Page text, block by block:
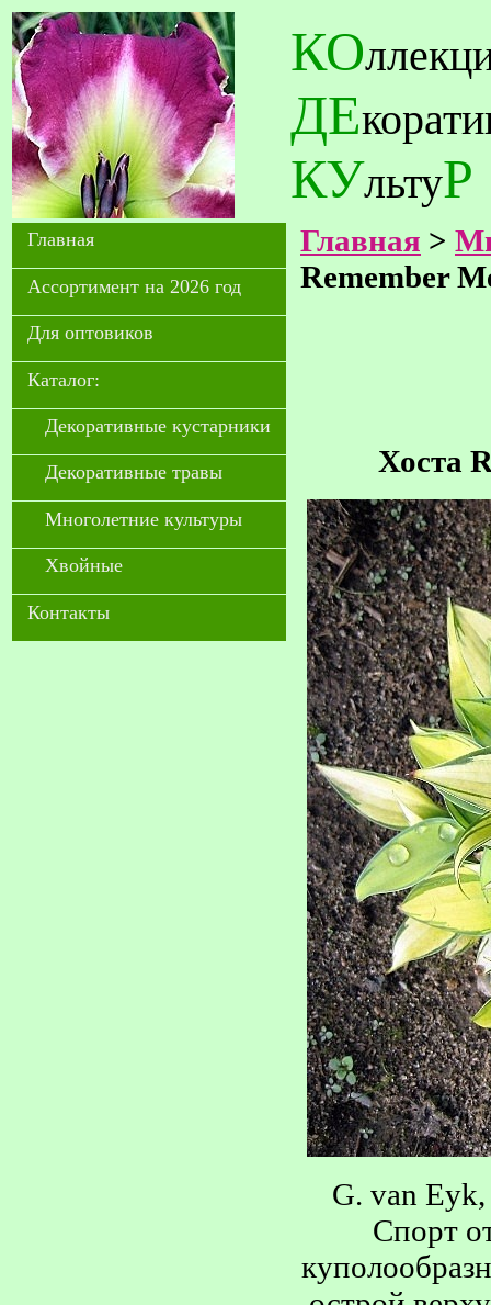
КО
ДЕ
КУльтуР
Главная
Ассортимент на 2026 год
Для оптовиков
Каталог:
Декоративные кустарники
Декоративные травы
Многолетние культуры
Хвойные
Контакты
Главная >
Remember
Хоста
G. van
Спорт